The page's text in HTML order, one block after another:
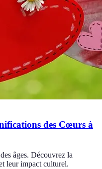
des Cœurs à
âges. Découvrez la
leur impact culturel.